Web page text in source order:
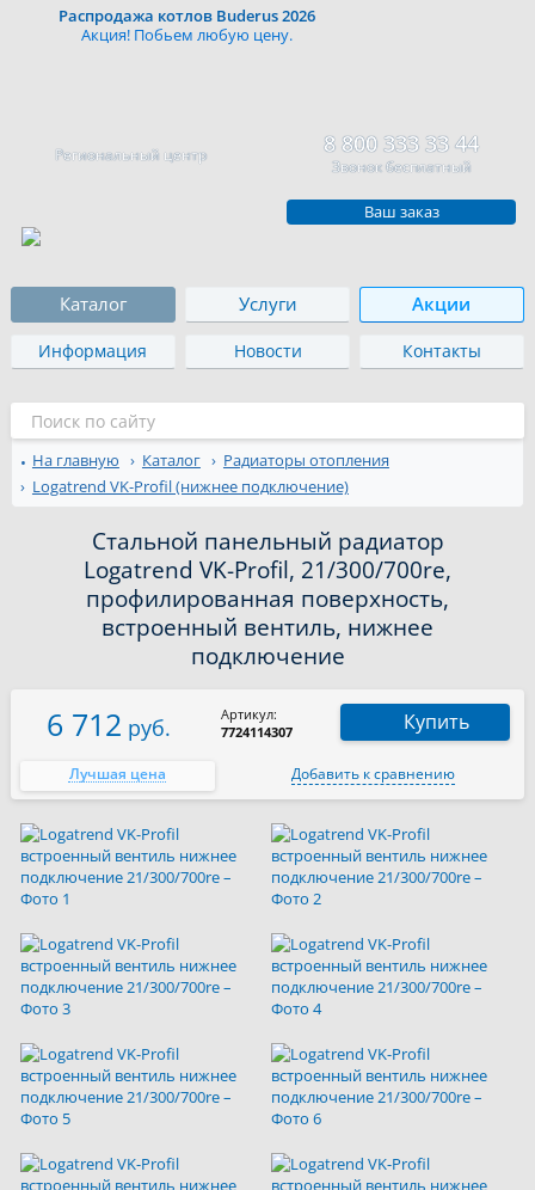
Распродажа котлов Buderus 2026
Акция! Побьем любую цену.
Региональный центр 8 800 333 33 44
Звонок бесплатный
Ваш заказ
Каталог Услуги Акции
Информация Новости Контакты
На главную Каталог
Радиаторы отопления
Logatrend VK-Profil (нижнее подключение)
Стальной панельный радиатор
Logatrend VK-Profil, 21/300/700re,
профилированная поверхность,
встроенный вентиль, нижнее
подключение
6 712 руб.
Артикул:
7724114307
Купить
Лучшая цена Добавить к сравнению